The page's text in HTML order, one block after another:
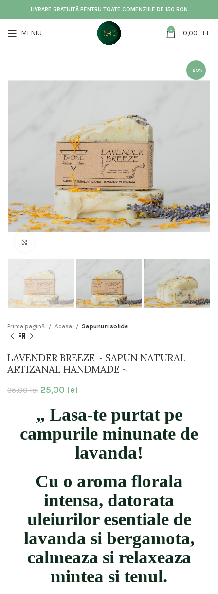
LIVRARE GRATUITĂ PENTRU TOATE COMENZIILE DE 150 RON
MENIU 0 0,00 LEI
-29%
Prima pagină Acasa Sapunuri solide
LAVENDER BREEZE ~ SAPUN NATURAL
ARTIZANAL HANDMADE ~
35,00lei 25,00 lei
„ Lasa-te purtat pe
campurile minunate de
lavanda!
Cu o aroma florala
intensa, datorata
uleiurilor esentiale de
lavanda si bergamota,
calmeaza si relaxeaza
mintea si tenul.